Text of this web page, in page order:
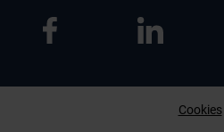
Cookies